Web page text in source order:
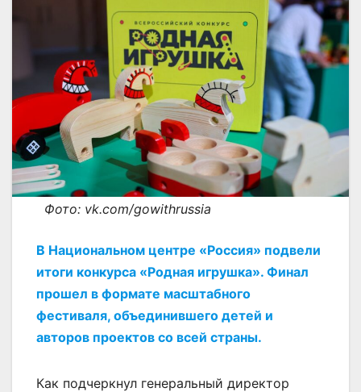
Фото: vk.com/gowithrussia
В Национальном центре «Россия» подвели
итоги конкурса «Родная игрушка». Финал
прошел в формате масштабного
фестиваля, объединившего детей и
авторов проектов со всей страны.
Как подчеркнул генеральный директор